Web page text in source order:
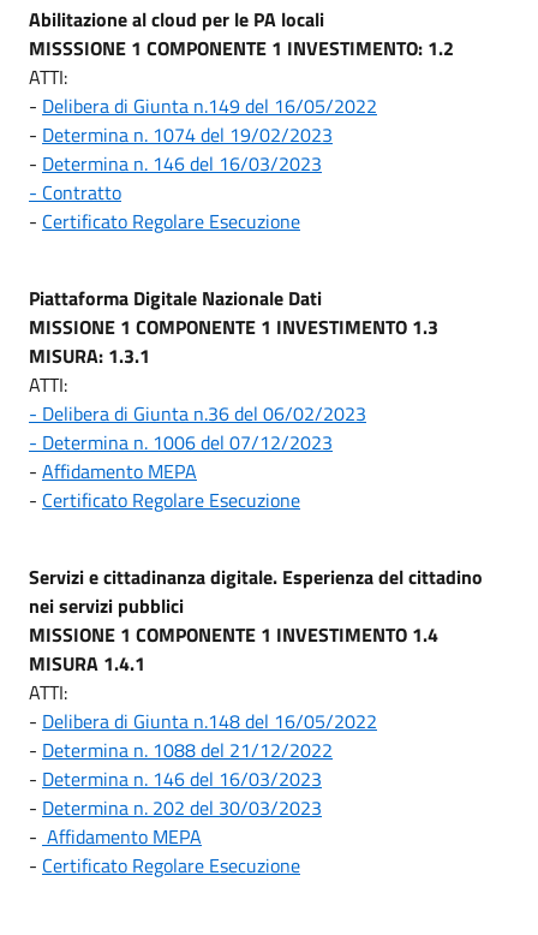
Abilitazione al cloud per le PA locali
MISSSIONE 1 COMPONENTE 1 INVESTIMENTO: 1.2
ATTI:
- Delibera di Giunta n.149 del 16/05/2022
- Determina n. 1074 del 19/02/2023
- Determina n. 146 del 16/03/2023
- Contratto
- Certificato Regolare Esecuzione
Piattaforma Digitale Nazionale Dati
MISSIONE 1 COMPONENTE 1 INVESTIMENTO 1.3
MISURA: 1.3.1
ATTI:
- Delibera di Giunta n.36 del 06/02/2023
- Determina n. 1006 del 07/12/2023
- Affidamento MEPA
- Certificato Regolare Esecuzione
Servizi e cittadinanza digitale. Esperienza del cittadino
nei servizi pubblici
MISSIONE 1 COMPONENTE 1 INVESTIMENTO 1.4
MISURA 1.4.1
ATTI:
- Delibera di Giunta n.148 del 16/05/2022
- Determina n. 1088 del 21/12/2022
- Determina n. 146 del 16/03/2023
- Determina n. 202 del 30/03/2023
- Affidamento MEPA
- Certificato Regolare Esecuzione